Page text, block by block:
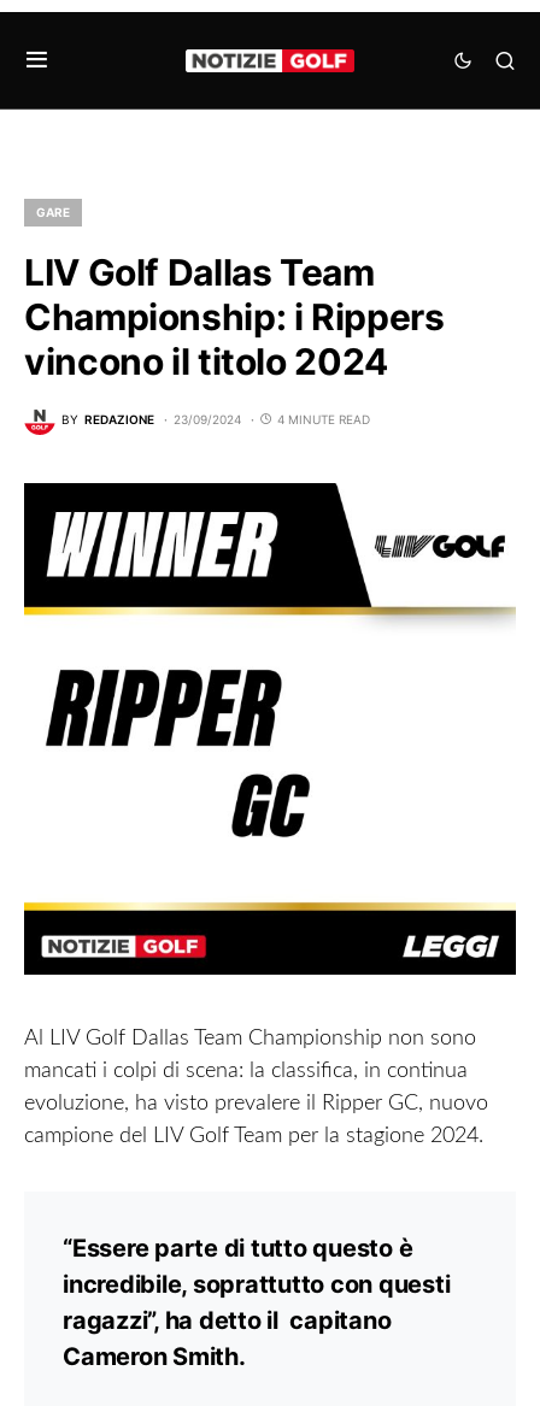
GARE
LIV Golf Dallas Team
Championship: i Rippers
vincono il titolo 2024
BY REDAZIONE 23/09/2024 4 MINUTE READ
Al LIV Golf Dallas Team Championship non sono
mancati i colpi di scena: la classifica, in continua
evoluzione, ha visto prevalere il Ripper GC, nuovo
campione del LIV Golf Team per la stagione 2024.
“Essere parte di tutto questo è
incredibile, soprattutto con questi
ragazzi”, ha detto il capitano
Cameron Smith.